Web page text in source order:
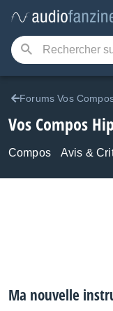
Forums Vos
Vos Compos
Compos Avis &
Ma nouvelle